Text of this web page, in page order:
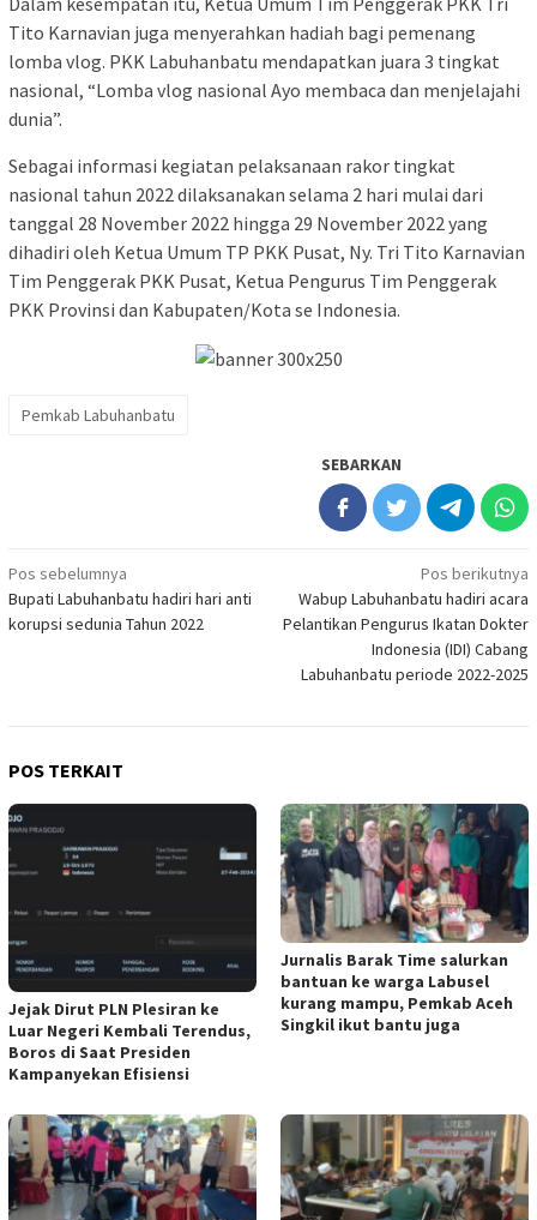
Tito Karnavian juga menyerahkan hadiah bagi pemenang
lomba vlog. PKK Labuhanbatu mendapatkan juara 3 tingkat
nasional, “Lomba vlog nasional Ayo membaca dan menjelajahi
dunia”.
Sebagai informasi kegiatan pelaksanaan rakor tingkat
nasional tahun 2022 dilaksanakan selama 2 hari mulai dari
tanggal 28 November 2022 hingga 29 November 2022 yang
dihadiri oleh Ketua Umum TP PKK Pusat, Ny. Tri Tito Karnavian
Tim Penggerak PKK Pusat, Ketua Pengurus Tim Penggerak
PKK Provinsi dan Kabupaten/Kota se Indonesia.
Pemkab Labuhanbatu
SEBARKAN
Navigasi
pos
Pos sebelumnya
Bupati Labuhanbatu hadiri hari anti
korupsi sedunia Tahun 2022
Pos berikutnya
Wabup Labuhanbatu hadiri acara
Pelantikan Pengurus Ikatan Dokter
Indonesia (IDI) Cabang
Labuhanbatu periode 2022-2025
POS TERKAIT
Jejak Dirut PLN Plesiran ke
Luar Negeri Kembali Terendus,
Boros di Saat Presiden
Kampanyekan Efisiensi
Jurnalis Barak Time salurkan
bantuan ke warga Labusel
kurang mampu, Pemkab Aceh
Singkil ikut bantu juga